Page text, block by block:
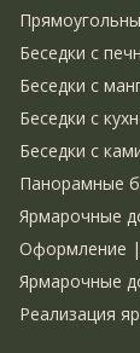
Беседки с
Беседки с
Беседки с
Беседки с
Панорамные
Ярмарочные
Оформление |
Ярмарочные
Реализация